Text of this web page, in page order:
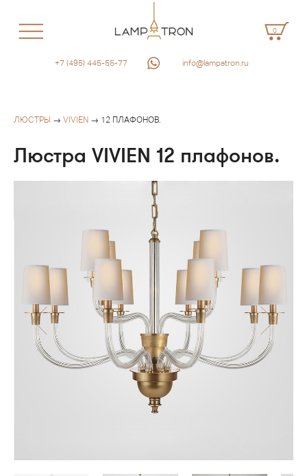
0
+7 (495) 445-55-77 info@lampatron.ru
ЛЮСТРЫ → VIVIEN → 12 ПЛАФОНОВ.
Люстра VIVIEN 12 плафонов.